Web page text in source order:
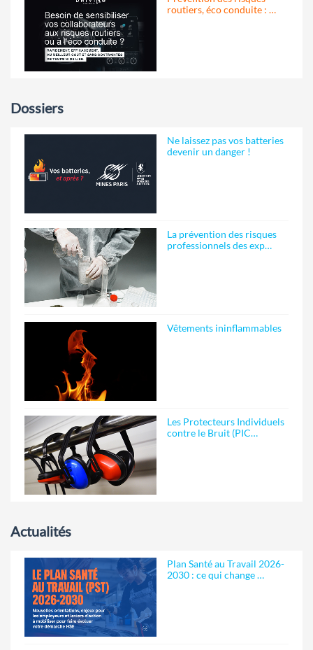
routiers, éco conduite : …
Dossiers
Ne laissez pas vos batteries
devenir un danger !
La prévention des risques
professionnels des exp…
Vêtements ininflammables
Les Protecteurs Individuels
contre le Bruit (PIC…
Actualités
Plan Santé au Travail 2026-
2030 : ce qui change …